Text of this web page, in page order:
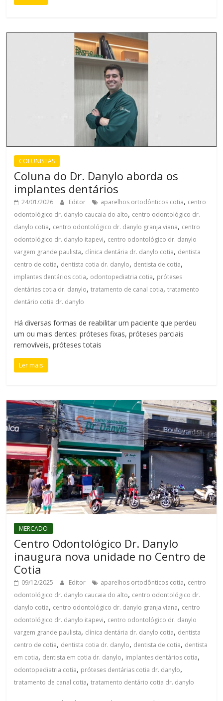
COLUNISTAS
Coluna do Dr. Danylo aborda os
implantes dentários
24/01/2026 Editor aparelhos ortodônticos cotia, centro
odontológico dr. danylo caucaia do alto, centro odontológico dr.
danylo cotia, centro odontológico dr. danylo granja viana, centro
odontológico dr. danylo itapevi, centro odontológico dr. danylo
vargem grande paulista, clínica dentária dr. danylo cotia, dentista
centro de cotia, dentista cotia dr. danylo, dentista de cotia,
implantes dentários cotia, odontopediatria cotia, próteses
dentárias cotia dr. danylo,tratamento de canal cotia,tratamento
dentário cotia dr. danylo
Há diversas formas de reabilitar um paciente que perdeu
um ou mais dentes: próteses fixas, próteses parciais
removíveis, próteses totais
Ler mais
MERCADO
Centro Odontológico Dr. Danylo
inaugura nova unidade no Centro de
Cotia
09/12/2025 Editor aparelhos ortodônticos cotia, centro
odontológico dr. danylo caucaia do alto, centro odontológico dr.
danylo cotia, centro odontológico dr. danylo granja viana, centro
odontológico dr. danylo itapevi, centro odontológico dr. danylo
vargem grande paulista, clínica dentária dr. danylo cotia, dentista
centro de cotia, dentista cotia dr. danylo, dentista de cotia, dentista
em cotia, dentista em cotia dr. danylo, implantes dentários cotia,
odontopediatria cotia, próteses dentárias cotia dr. danylo,
tratamento de canal cotia,tratamento dentário cotia dr. danylo